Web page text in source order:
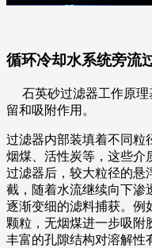
循环冷却水系统旁流
石英砂过滤器工作原理
留和吸附作用。
过滤器内部装填着不同粒
烟煤、活性炭等，这些介
过滤器后，较大粒径的悬
截，随着水流继续向下渗
逐渐变细的滤料捕获。例
颗粒，无烟煤进一步吸附
丰富的孔隙结构对溶解性